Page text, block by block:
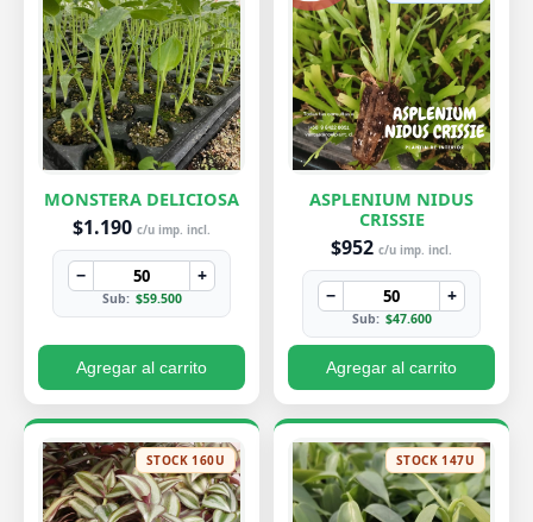
MONSTERA DELICIOSA
$1.190 c/u imp. incl.
− +
Sub: $59.500
Agregar al carrito
ASPLENIUM NIDUS
CRISSIE
$952 c/u imp. incl.
− +
Sub: $47.600
Agregar al carrito
STOCK 160U STOCK 147U